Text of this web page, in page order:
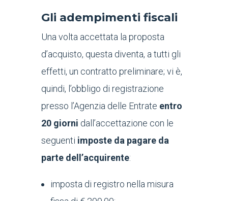
Gli adempimenti fiscali
Una volta accettata la proposta
d’acquisto, questa diventa, a tutti gli
effetti, un contratto preliminare; vi è,
quindi, l’obbligo di registrazione
presso l’Agenzia delle Entrate entro
20 giorni dall’accettazione con le
seguenti imposte da pagare da
parte dell’acquirente:
imposta di registro nella misura